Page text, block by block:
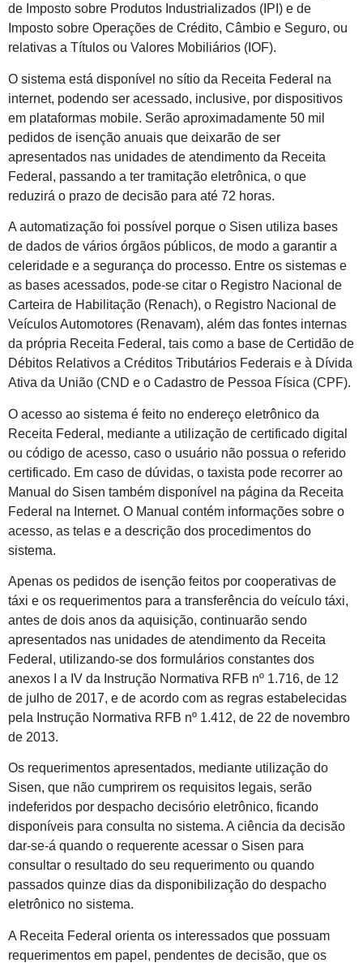
de Imposto sobre Produtos Industrializados (IPI) e de
Imposto sobre Operações de Crédito, Câmbio e Seguro, ou
relativas a Títulos ou Valores Mobiliários (IOF).
O sistema está disponível no sítio da Receita Federal na
internet, podendo ser acessado, inclusive, por dispositivos
em plataformas mobile. Serão aproximadamente 50 mil
pedidos de isenção anuais que deixarão de ser
apresentados nas unidades de atendimento da Receita
Federal, passando a ter tramitação eletrônica, o que
reduzirá o prazo de decisão para até 72 horas.
A automatização foi possível porque o Sisen utiliza bases
de dados de vários órgãos públicos, de modo a garantir a
celeridade e a segurança do processo. Entre os sistemas e
as bases acessados, pode-se citar o Registro Nacional de
Carteira de Habilitação (Renach), o Registro Nacional de
Veículos Automotores (Renavam), além das fontes internas
da própria Receita Federal, tais como a base de Certidão de
Débitos Relativos a Créditos Tributários Federais e à Dívida
Ativa da União (CND e o Cadastro de Pessoa Física (CPF).
O acesso ao sistema é feito no endereço eletrônico da
Receita Federal, mediante a utilização de certificado digital
ou código de acesso, caso o usuário não possua o referido
certificado. Em caso de dúvidas, o taxista pode recorrer ao
Manual do Sisen também disponível na página da Receita
Federal na Internet. O Manual contém informações sobre o
acesso, as telas e a descrição dos procedimentos do
sistema.
Apenas os pedidos de isenção feitos por cooperativas de
táxi e os requerimentos para a transferência do veículo táxi,
antes de dois anos da aquisição, continuarão sendo
apresentados nas unidades de atendimento da Receita
Federal, utilizando-se dos formulários constantes dos
anexos I a IV da Instrução Normativa RFB nº 1.716, de 12
de julho de 2017, e de acordo com as regras estabelecidas
pela Instrução Normativa RFB nº 1.412, de 22 de novembro
de 2013.
Os requerimentos apresentados, mediante utilização do
Sisen, que não cumprirem os requisitos legais, serão
indeferidos por despacho decisório eletrônico, ficando
disponíveis para consulta no sistema. A ciência da decisão
dar-se-á quando o requerente acessar o Sisen para
consultar o resultado do seu requerimento ou quando
passados quinze dias da disponibilização do despacho
eletrônico no sistema.
A Receita Federal orienta os interessados que possuam
requerimentos em papel, pendentes de decisão, que os